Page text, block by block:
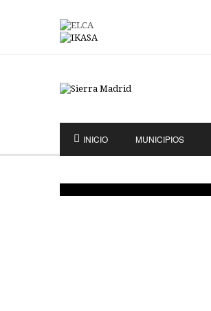
INICIO MUNICIPIOS